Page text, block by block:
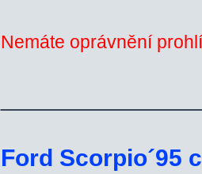
Nemáte oprávnění
Ford Scorpio´95